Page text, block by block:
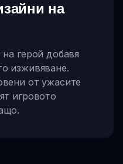
на
герой добавя
изживяване.
от ужасите
игровото